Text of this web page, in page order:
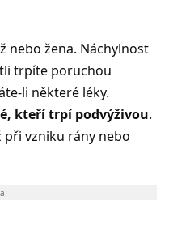
nebo žena. Náchylnost
trpíte poruchou
li některé léky.
kteří trpí podvýživou.
vzniku rány nebo